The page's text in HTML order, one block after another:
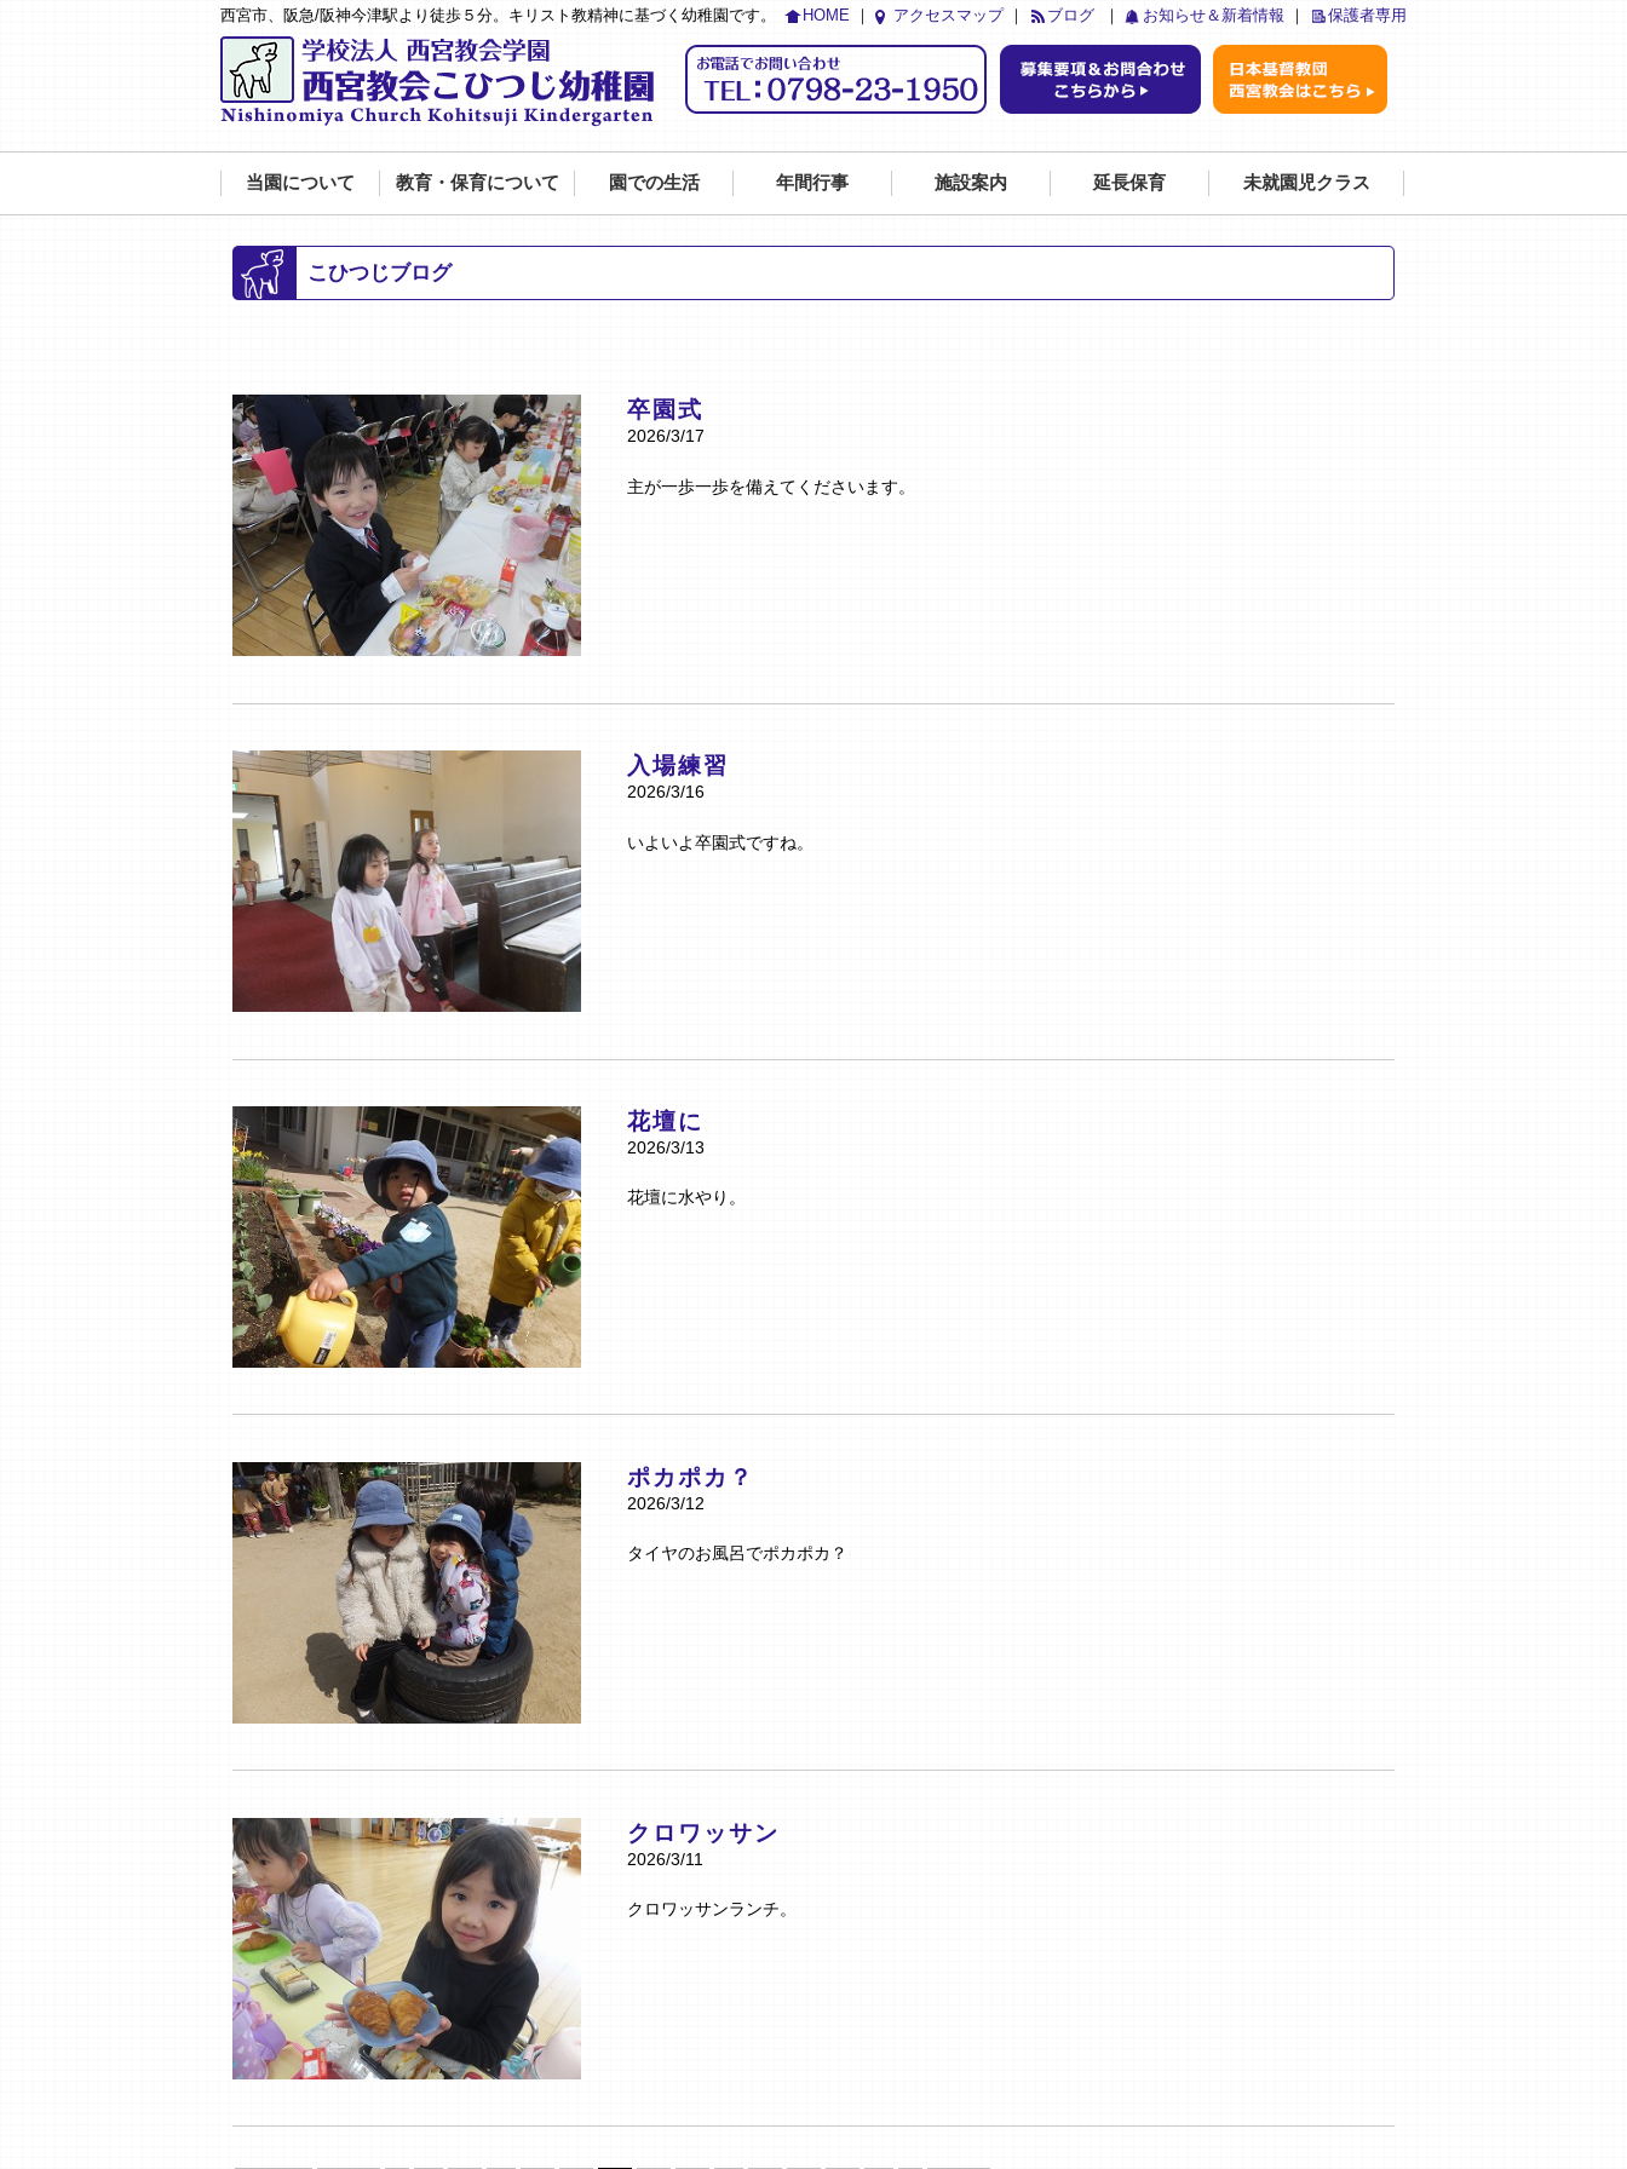
HOME アクセスマップ ブログ お知らせ＆新着情報 保護者専用
西宮市、阪急/阪神今津駅より徒歩５分。キリスト教精神に基づく幼稚園です。
当園について 教育・保育について 園での生活 年間行事 施設案内 延長保育 未就園児クラス
こひつじブログ
卒園式
2026/3/17
主が一歩一歩を備えてくださいます。
入場練習
2026/3/16
いよいよ卒園式ですね。
花壇に
2026/3/13
花壇に水やり。
ポカポカ？
2026/3/12
タイヤのお風呂でポカポカ？
クロワッサン
2026/3/11
クロワッサンランチ。